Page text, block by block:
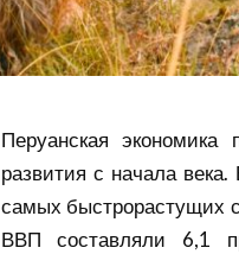
Перуанская
развития с начала
самых быстрорастущих
ВВП составляли 6,1